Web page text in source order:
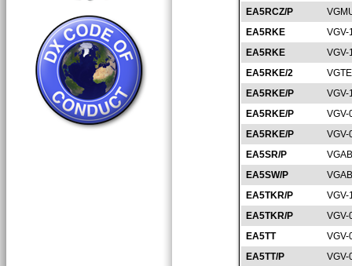
EA5RCZ/P
EA5RKE
VGV-
EA5RKE
VGV-
EA5RKE/2
EA5RKE/P
VGV-
EA5RKE/P
VGV-
EA5RKE/P
VGV-
EA5SR/P
EA5SW/P
EA5TKR/P
VGV-
EA5TKR/P
VGV-
EA5TT
VGV-
EA5TT/P
VGV-